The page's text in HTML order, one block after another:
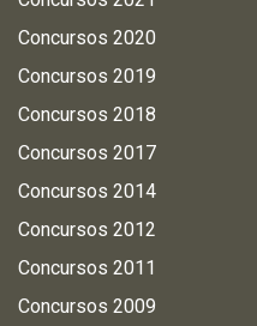
Concursos 2020
Concursos 2019
Concursos 2018
Concursos 2017
Concursos 2014
Concursos 2012
Concursos 2011
Concursos 2009